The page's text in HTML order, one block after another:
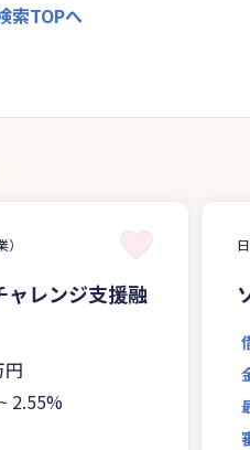
索TOPへ
ャレンジ支援融
円
~ 2.55%